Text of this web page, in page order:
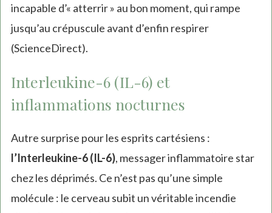
incapable d’« atterrir » au bon moment, qui rampe
jusqu’au crépuscule avant d’enfin respirer
(ScienceDirect).
Interleukine-6 (IL-6) et
inflammations nocturnes
Autre surprise pour les esprits cartésiens :
l’Interleukine-6 (IL-6), messager inflammatoire star
chez les déprimés. Ce n’est pas qu’une simple
molécule : le cerveau subit un véritable incendie